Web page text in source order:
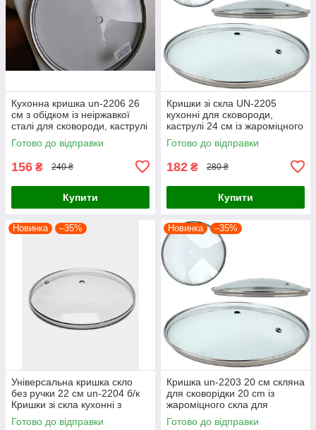
Кухонна кришка un-2206 26
см з обідком із неіржавкої
сталі для сковороди, каструлі
з жароміцного скла без ручки
Готово до відправки
156 ₴ 240 ₴
Купити
Кришки зі скла UN-2205
кухонні для сковороди,
каструлі 24 см із жароміцного
скла з обідком із неіржавкої
сталі
Готово до відправки
182 ₴ 280 ₴
Купити
Новинка –35%
Універсальна кришка скло
без ручки 22 см un-2204 б/к
Кришки зі скла кухонні з
обідком із неіржавкої сталі
Готово до відправки
Новинка –35%
Кришка un-2203 20 см скляна
для сковорідки 20 cm із
жароміцного скла для
каструлі, сковорідки для кухні
Готово до відправки